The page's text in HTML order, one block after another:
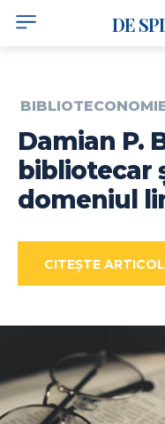
DE
Damian P.
bibliotecar
domeniul
CITEȘTE